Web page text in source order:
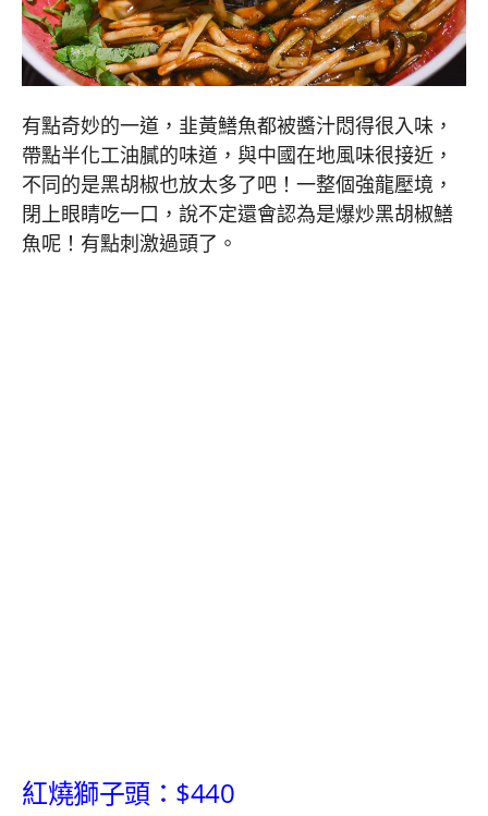
有點奇妙的一道，韭黃鱔魚都被醬汁悶得很入味，
帶點半化工油膩的味道，與中國在地風味很接近，
不同的是黑胡椒也放太多了吧！一整個強龍壓境，
閉上眼睛吃一口，說不定還會認為是爆炒黑胡椒鱔
魚呢！有點刺激過頭了。
紅燒獅子頭：$440